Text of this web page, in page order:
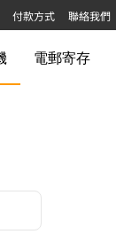
付款方式 聯絡我們
電郵寄存